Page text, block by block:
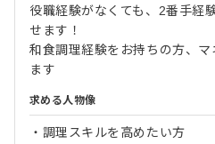
役職経験がなくても、2番手経
せます！
和食調理経験をお持ちの方、
ます
求める人物像
・調理スキルを高めたい方